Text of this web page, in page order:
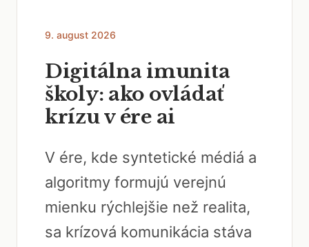
9. august 2026
Digitálna imunita
školy: ako ovládať
krízu v ére ai
V ére, kde syntetické médiá a
algoritmy formujú verejnú
mienku rýchlejšie než realita,
sa krízová komunikácia stáva